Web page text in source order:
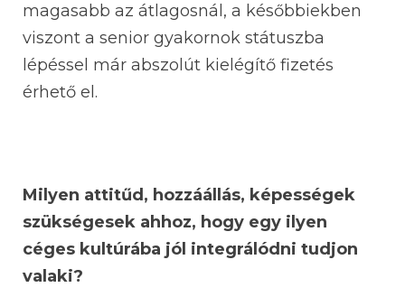
magasabb az átlagosnál, a későbbiekben
viszont a senior gyakornok státuszba
lépéssel már abszolút kielégítő fizetés
érhető el.
Milyen attitűd, hozzáállás, képességek
szükségesek ahhoz, hogy egy ilyen
céges kultúrába jól integrálódni tudjon
valaki?